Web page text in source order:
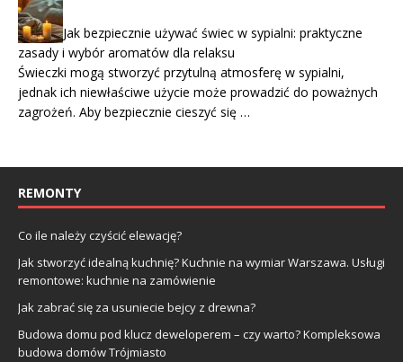
Jak bezpiecznie używać świec w sypialni: praktyczne
zasady i wybór aromatów dla relaksu
Świeczki mogą stworzyć przytulną atmosferę w sypialni,
jednak ich niewłaściwe użycie może prowadzić do poważnych
zagrożeń. Aby bezpiecznie cieszyć się …
REMONTY
Co ile należy czyścić elewację?
Jak stworzyć idealną kuchnię? Kuchnie na wymiar Warszawa. Usługi
remontowe: kuchnie na zamówienie
Jak zabrać się za usuniecie bejcy z drewna?
Budowa domu pod klucz deweloperem – czy warto? Kompleksowa
budowa domów Trójmiasto